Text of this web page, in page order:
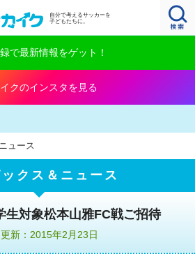
自分で考えるサッカーを
子どもたちに。
で最新情報をゲット！
クのインスタを見る
ュース
ックス＆ニュース
生対象松本山雅FC戦ご招待
新：2015年2月23日